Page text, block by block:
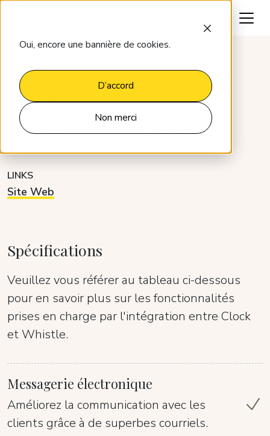
Oui, encore une bannière de cookies.
D’accord
Non merci
Whistle
CATÉGORIE DÉVELOPPEUR
LINKS
Site Web
Spécifications
Veuillez vous référer au tableau ci-dessous
pour en savoir plus sur les fonctionnalités
prises en charge par l'intégration entre Clock
et Whistle.
Messagerie électronique
Améliorez la communication avec les
clients grâce à de superbes courriels.